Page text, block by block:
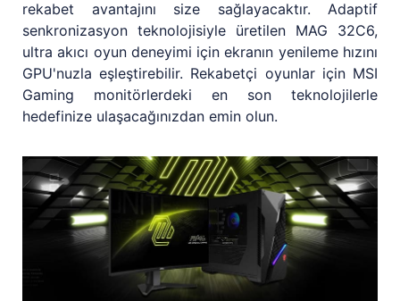
rekabet avantajını size sağlayacaktır. Adaptif
senkronizasyon teknolojisiyle üretilen MAG 32C6,
ultra akıcı oyun deneyimi için ekranın yenileme hızını
GPU'nuzla eşleştirebilir. Rekabetçi oyunlar için MSI
Gaming monitörlerdeki en son teknolojilerle
hedefinize ulaşacağınızdan emin olun.